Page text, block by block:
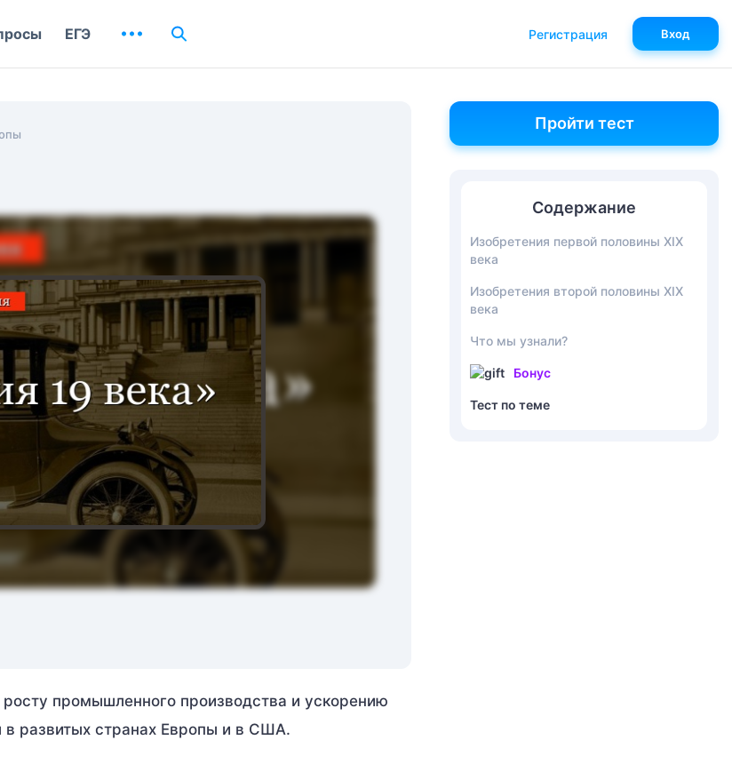
промышленного производства и ускорению
развитых странах Европы и в США.
Пройти тест
Содержание
Изобретения первой половины XIX
века
Изобретения второй половины XIX
века
Что мы узнали?
Бонус
Тест по теме
ЕГЭ Регистрация Вход